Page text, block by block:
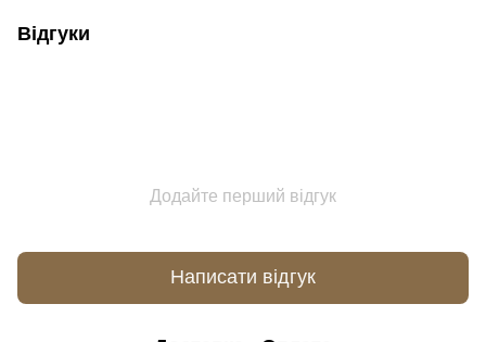
Відгуки
Додайте перший відгук
Написати відгук